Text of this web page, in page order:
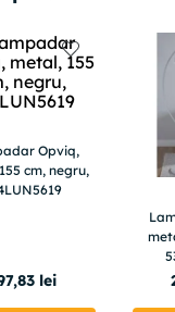
Opviq,
cm, negru,
,83 lei